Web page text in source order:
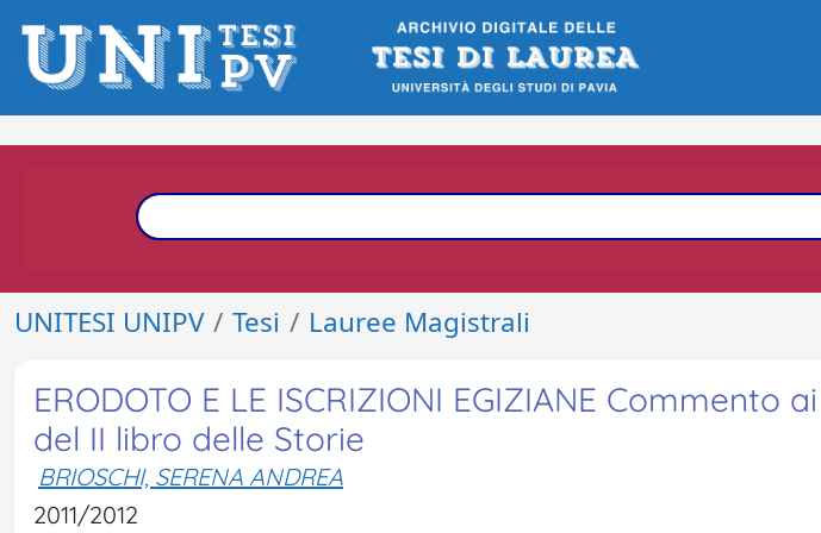
UNITESI UNIPV Tesi Lauree Magistrali
ERODOTO E LE ISCRIZIONI EGIZIANE Commento
del II libro delle Storie
BRIOSCHI, SERENA ANDREA
2011/2012